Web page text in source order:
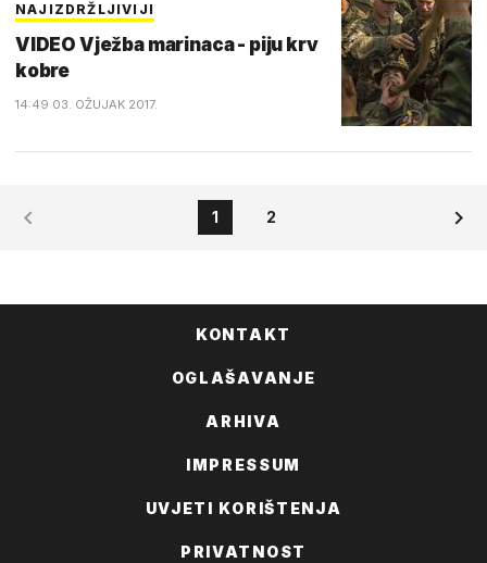
NAJIZDRŽLJIVIJI
VIDEO Vježba marinaca - piju krv
kobre
14:49 03. OŽUJAK 2017.
1 2
KONTAKT
OGLAŠAVANJE
ARHIVA
IMPRESSUM
UVJETI KORIŠTENJA
PRIVATNOST